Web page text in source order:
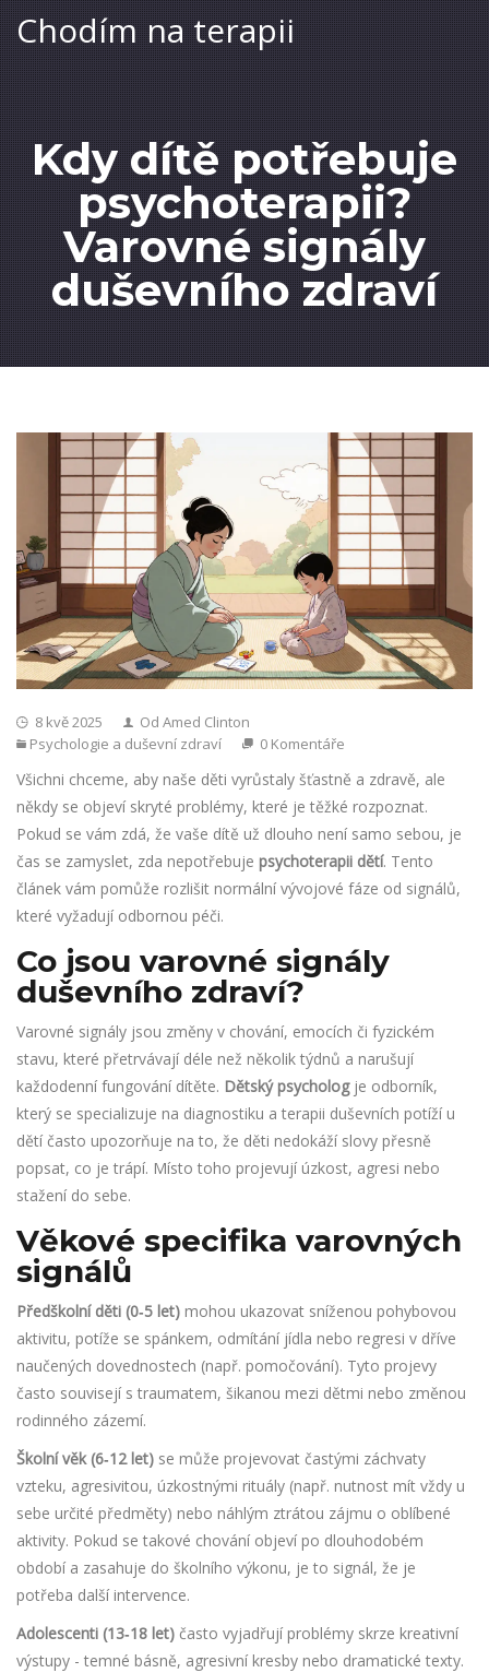
Chodím na terapii
Kdy dítě potřebuje
psychoterapii?
Varovné signály
duševního zdraví
8 kvě 2025
Od Amed Clinton
Psychologie a duševní zdraví
0 Komentáře
Všichni chceme, aby naše děti vyrůstaly šťastně a zdravě, ale
někdy se objeví skryté problémy, které je těžké rozpoznat.
Pokud se vám zdá, že vaše dítě už dlouho není samo sebou, je
čas se zamyslet, zda nepotřebuje psychoterapii dětí. Tento
článek vám pomůže rozlišit normální vývojové fáze od signálů,
které vyžadují odbornou péči.
Co jsou varovné signály
duševního zdraví?
Varovné signály jsou změny v chování, emocích či fyzickém
stavu, které přetrvávají déle než několik týdnů a narušují
každodenní fungování dítěte. Dětský psycholog je odborník,
který se specializuje na diagnostiku a terapii duševních potíží u
dětí často upozorňuje na to, že děti nedokáží slovy přesně
popsat, co je trápí. Místo toho projevují úzkost, agresi nebo
stažení do sebe.
Věkové specifika varovných
signálů
Předškolní děti (0‑5 let) mohou ukazovat sníženou pohybovou
aktivitu, potíže se spánkem, odmítání jídla nebo regresi v dříve
naučených dovednostech (např. pomočování). Tyto projevy
často souvisejí s traumatem, šikanou mezi dětmi nebo změnou
rodinného zázemí.
Školní věk (6‑12 let) se může projevovat častými záchvaty
vzteku, agresivitou, úzkostnými rituály (např. nutnost mít vždy u
sebe určité předměty) nebo náhlým ztrátou zájmu o oblíbené
aktivity. Pokud se takové chování objeví po dlouhodobém
období a zasahuje do školního výkonu, je to signál, že je
potřeba další intervence.
Adolescenti (13‑18 let) často vyjadřují problémy skrze kreativní
výstupy - temné básně, agresivní kresby nebo dramatické texty.